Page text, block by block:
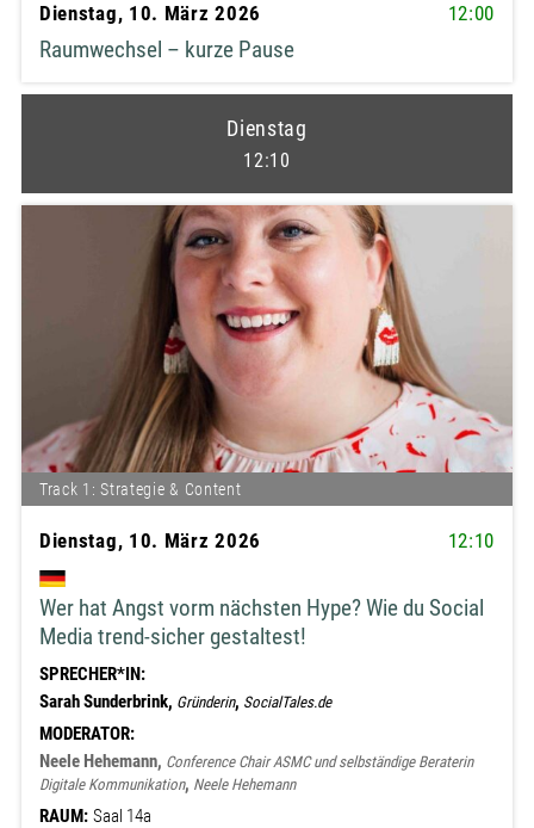
Dienstag, 10. März 2026 12:00
Raumwechsel – kurze Pause
Dienstag
12:10
Track 1: Strategie & Content
Dienstag, 10. März 2026 12:10
Wer hat Angst vorm nächsten Hype? Wie du Social
Media trend-sicher gestaltest!
SPRECHER*IN:
Sarah Sunderbrink, Gründerin, SocialTales.de
MODERATOR:
Neele Hehemann, Conference Chair ASMC und selbständige Beraterin
Digitale Kommunikation, Neele Hehemann
RAUM: Saal 14a